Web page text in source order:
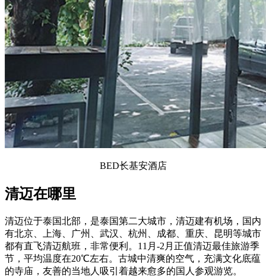
BED长基安酒店
清迈在哪里
清迈位于泰国北部，是泰国第二大城市，清迈建有机场，国内
有北京、上海、广州、武汉、杭州、成都、重庆、昆明等城市
都有直飞清迈航班，非常便利。11月-2月正值清迈最佳旅游季
节，平均温度在20℃左右。古城中清爽的空气，充满文化底蕴
的寺庙，友善的当地人吸引着越来愈多的国人参观游览。